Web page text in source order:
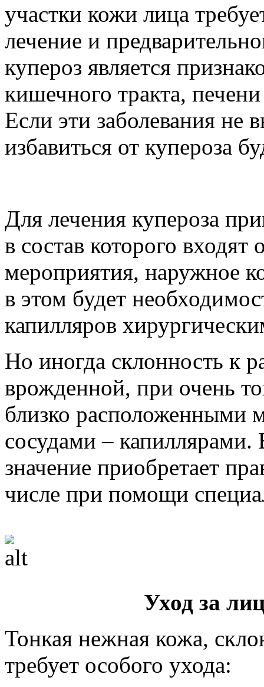
участки кожи лица
лечение и
купероз является
кишечного тракта,
Если эти заболевания не
избавиться от купероза
Для лечения купероза
в состав которого
мероприятия, наружное
в этом будет
капилляров
Но иногда склонность к
врожденной, при очень
близко расположенными
сосудами –
значение приобретает
числе при помощи
Уход за
Тонкая нежная кожа,
требует особого ухода: